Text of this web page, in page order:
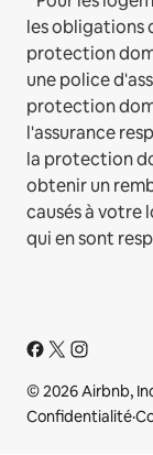
les obligations
protection
une police
protection
l'assurance
la protection
obtenir un
causés à votre
qui en sont
© 2026 Airbnb,
Confidentialité·